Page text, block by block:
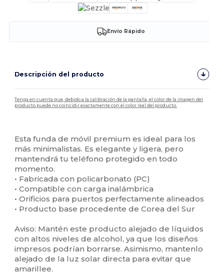
Envío Rápido
Descripción del producto
Tenga en cuenta que, debido a la calibración de la pantalla, el color de la imagen del
producto puede no coincidir exactamente con el color real del producto.
Esta funda de móvil premium es ideal para los
más minimalistas. Es elegante y ligera, pero
mantendrá tu teléfono protegido en todo
momento.
• Fabricada con policarbonato (PC)
• Compatible con carga inalámbrica
• Orificios para puertos perfectamente alineados
• Producto base procedente de Corea del Sur
Aviso: Mantén este producto alejado de líquidos
con altos niveles de alcohol, ya que los diseños
impresos podrían borrarse. Asimismo, mantenlo
alejado de la luz solar directa para evitar que
amarillee.